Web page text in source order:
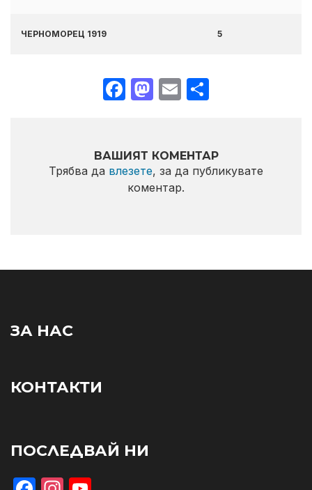
ЧЕРНОМОРЕЦ 1919 5
FacebookMastodon
Email
ВАШИЯТ КОМЕНТАР
Трябва да влезете, за да публикувате
коментар.
ЗА НАС
КОНТАКТИ
ПОСЛЕДВАЙ НИ